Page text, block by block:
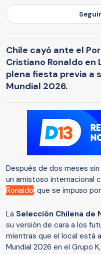
Chile cayó ante el
Cristiano Ronaldo en
plena fiesta previa a
Mundial 2026.
Después de dos meses
un amistoso internacional
Ronaldo, que se impuso por
La Selección Chilena de
su versión de cara a los
mientras que el local está
Mundial 2026 en el Grupo